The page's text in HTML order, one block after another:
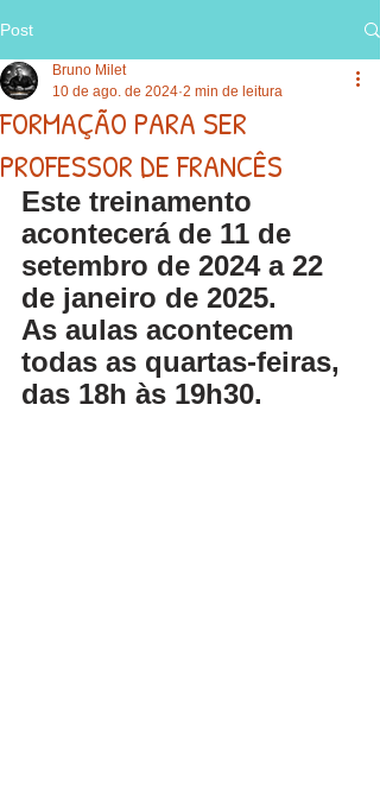
Post
FORMAÇÃO PARA SER
PROFESSOR DE FRANCÊS
Bruno Milet
10 de ago. de 2024 2 min de leitura
Este treinamento
acontecerá de 11 de
setembro de 2024 a 22
de janeiro de 2025.
As aulas acontecem
todas as quartas-feiras,
das 18h às 19h30.